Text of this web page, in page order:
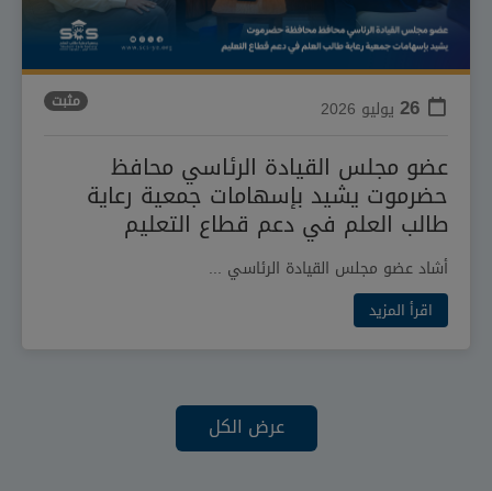
26 يوليو 2026 مثبت
عضو مجلس القيادة الرئاسي محافظ
حضرموت يشيد بإسهامات جمعية رعاية
طالب العلم في دعم قطاع التعليم
أشاد عضو مجلس القيادة الرئاسي ...
اقرأ المزيد
عرض الكل